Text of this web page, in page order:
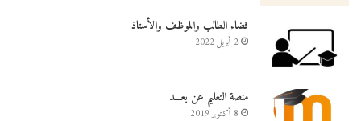
فضاء الطالب والموظف والأستاذ
2 أبريل 2022
منصة التعليم عن بعـــد
8 أكتوبر 2019